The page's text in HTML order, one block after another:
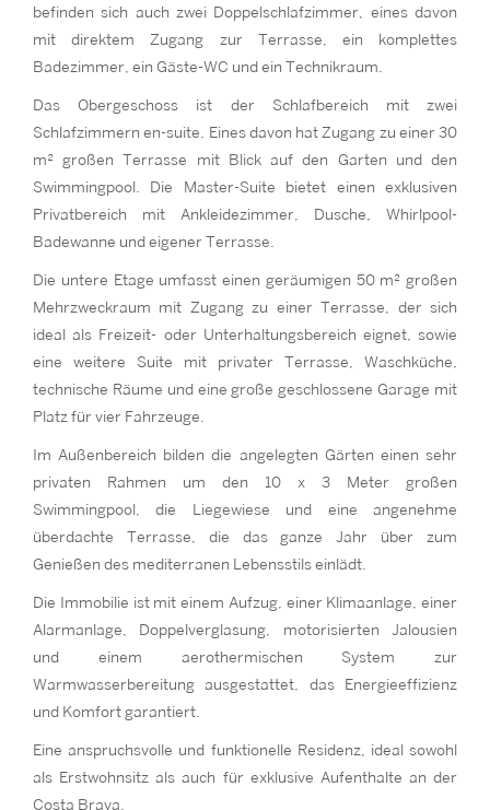
befinden sich auch zwei Doppelschlafzimmer, eines davon
mit direktem Zugang zur Terrasse, ein komplettes
Badezimmer, ein Gäste-WC und ein Technikraum.
Das Obergeschoss ist der Schlafbereich mit zwei
Schlafzimmern en-suite. Eines davon hat Zugang zu einer 30
m² großen Terrasse mit Blick auf den Garten und den
Swimmingpool. Die Master-Suite bietet einen exklusiven
Privatbereich mit Ankleidezimmer, Dusche, Whirlpool-
Badewanne und eigener Terrasse.
Die untere Etage umfasst einen geräumigen 50 m² großen
Mehrzweckraum mit Zugang zu einer Terrasse, der sich
ideal als Freizeit- oder Unterhaltungsbereich eignet, sowie
eine weitere Suite mit privater Terrasse, Waschküche,
technische Räume und eine große geschlossene Garage mit
Platz für vier Fahrzeuge.
Im Außenbereich bilden die angelegten Gärten einen sehr
privaten Rahmen um den 10 x 3 Meter großen
Swimmingpool, die Liegewiese und eine angenehme
überdachte Terrasse, die das ganze Jahr über zum
Genießen des mediterranen Lebensstils einlädt.
Die Immobilie ist mit einem Aufzug, einer Klimaanlage, einer
Alarmanlage, Doppelverglasung, motorisierten Jalousien
und einem aerothermischen System zur
Warmwasserbereitung ausgestattet, das Energieeffizienz
und Komfort garantiert.
Eine anspruchsvolle und funktionelle Residenz, ideal sowohl
als Erstwohnsitz als auch für exklusive Aufenthalte an der
Costa Brava.